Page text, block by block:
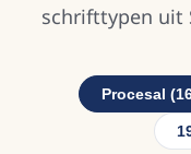
schrifttypen uit
Procesal